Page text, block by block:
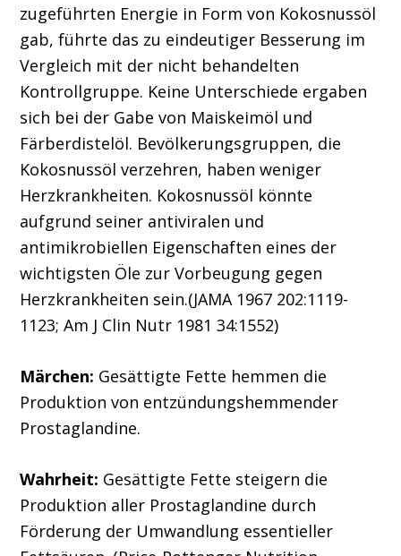
zugeführten Energie in Form von Kokosnussöl
gab, führte das zu eindeutiger Besserung im
Vergleich mit der nicht behandelten
Kontrollgruppe. Keine Unterschiede ergaben
sich bei der Gabe von Maiskeimöl und
Färberdistelöl. Bevölkerungsgruppen, die
Kokosnussöl verzehren, haben weniger
Herzkrankheiten. Kokosnussöl könnte
aufgrund seiner antiviralen und
antimikrobiellen Eigenschaften eines der
wichtigsten Öle zur Vorbeugung gegen
Herzkrankheiten sein.(JAMA 1967 202:1119-
1123; Am J Clin Nutr 1981 34:1552)
Märchen: Gesättigte Fette hemmen die
Produktion von entzündungshemmender
Prostaglandine.
Wahrheit: Gesättigte Fette steigern die
Produktion aller Prostaglandine durch
Förderung der Umwandlung essentieller